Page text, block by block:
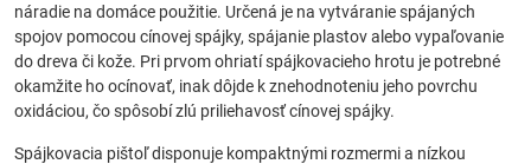
náradie na domáce použitie. Určená je na vytváranie spájaných
spojov pomocou cínovej spájky, spájanie plastov alebo vypaľovanie
do dreva či kože. Pri prvom ohriatí spájkovacieho hrotu je potrebné
okamžite ho ocínovať, inak dôjde k znehodnoteniu jeho povrchu
oxidáciou, čo spôsobí zlú priliehavosť cínovej spájky.
Spájkovacia pištoľ disponuje kompaktnými rozmermi a nízkou